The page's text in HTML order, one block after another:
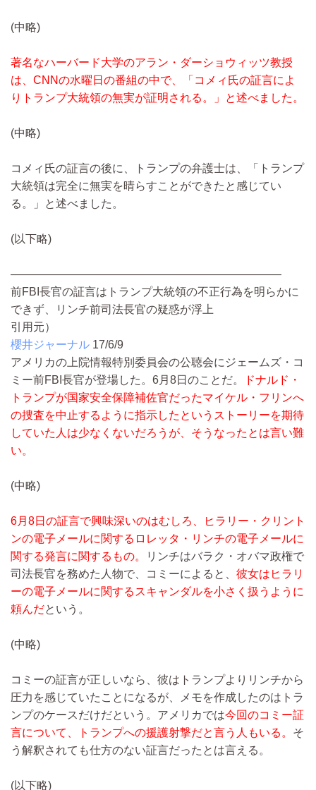
(中略)
著名なハーバード大学のアラン・ダーショウィッツ教授
は、CNNの水曜日の番組の中で、「コメィ氏の証言によ
りトランプ大統領の無実が証明される。」と述べました。
(中略)
コメィ氏の証言の後に、トランプの弁護士は、「トランプ
大統領は完全に無実を晴らすことができたと感じてい
る。」と述べました。
(以下略)
————————————————————————
前FBI長官の証言はトランプ大統領の不正行為を明らかに
できず、リンチ前司法長官の疑惑が浮上
引用元）
櫻井ジャーナル 17/6/9
アメリカの上院情報特別委員会の公聴会にジェームズ・コ
ミー前FBI長官が登場した。6月8日のことだ。
ドナルド・
トランプが国家安全保障補佐官だったマイケル・フリンへ
の捜査を中止するように指示したというストーリーを期待
していた人は少なくないだろうが、そうなったとは言い難
い。
(中略)
6月8日の証言で興味深いのはむしろ、ヒラリー・クリント
ンの電子メールに関するロレッタ・リンチの電子メールに
関する発言に関するもの。
リンチはバラク・オバマ政権で
司法長官を務めた人物で、コミーによると、 彼女はヒラリ
ーの電子メールに関するスキャンダルを小さく扱うように
頼んだという。
(中略)
コミーの証言が正しいなら、彼はトランプよりリンチから
圧力を感じていたことになるが、メモを作成したのはトラ
ンプのケースだけだという。アメリカでは今回のコミー証
言について、トランプへの援護射撃だと言う人もいる。 そ
う解釈されても仕方のない証言だったとは言える。
(以下略)